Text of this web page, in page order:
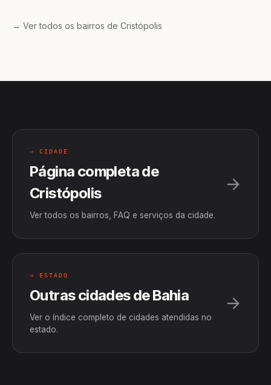
→ Ver todos os bairros de Cristópolis
→ CIDADE
Página completa de
Cristópolis
Ver todos os bairros, FAQ e serviços da cidade.
→ ESTADO
Outras cidades de Bahia
Ver o índice completo de cidades atendidas no
estado.